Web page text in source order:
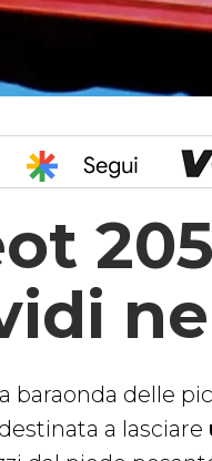
baraonda delle
a lasciare